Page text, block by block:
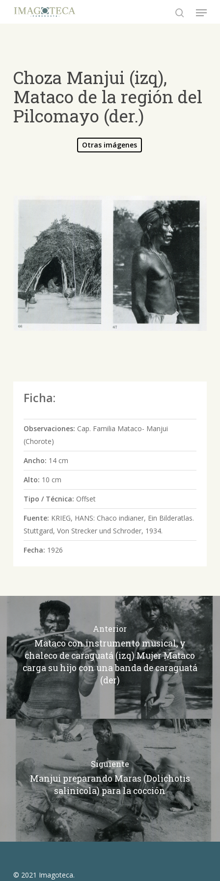
Menu
Choza Manjui (izq),
Mataco de la región del
Pilcomayo (der.)
Otras imágenes
Ficha:
Observaciones: Cap. Familia Mataco- Manjui
(Chorote)
Ancho: 14 cm
Alto: 10 cm
Tipo / Técnica: Offset
Fuente: KRIEG, HANS: Chaco indianer, Ein Bilderatlas.
Stuttgard, Von Strecker und Schroder, 1934.
Fecha: 1926
Anterior
Mataco con instrumento musical, y
chaleco de caraguatá (izq) Mujer Mataco
carga su hijo con una banda de caraguatá
(der)
Siguiente
Manjui preparando Maras (Dolichotis
salinicola) para la cocción
© 2021 Imagoteca.